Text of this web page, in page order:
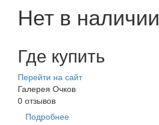
Нет в наличии
Где купить
Перейти на сайт
Галерея Очков
0 отзывов
Подробнее